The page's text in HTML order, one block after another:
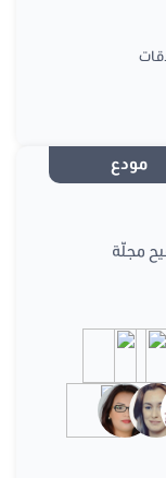
مودع
مجلّة